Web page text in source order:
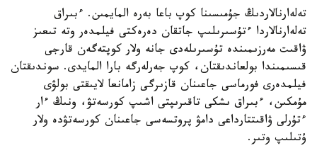
تەلەارنالاردىڭ جۇمىسىنا كوپ باعا بەرە المايمىن. ءبىراق
تەلەارنالاردا ءتۇسىرىلىپ جاتقان دەرەكتى فيلمدەر وتە تىعىز
ۋاقىت مەرزىمىندە تۇسىرىلەدى جانە ولار كوپتەگەن قارجى
قىسىمىندا بولعاندىقتان، كوپ جەرلەرگە بارا المايدى. سوندىقتان
فيلمدەرى فورماسى جاعىنان قازىرگى زامانعا لايىقتى بولۋى
مۇمكىن، ءبىراق ىشكى تاقىرىپتى اشىپ كورسەتۋ، ونىڭ ءار
ءتۇرلى ۋاقىتتارداعى دامۋ پروتسەسى جاعىنان كورسەتۋدە ولار
ۇتىلىپ وتىر.